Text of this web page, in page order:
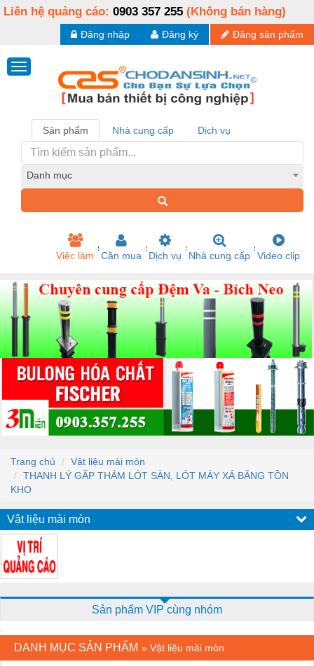
Liên hệ quảng cáo: 0903 357 255 (Không bán hàng)
Đăng sản phẩm
Đăng ký
Đăng nhập
Sản phẩm Nhà cung cấp Dịch vụ
Danh mục
Việc làm Cần mua Dịch vụ Nhà cung cấp Video clip
Trang chủ
Vật liệu mài mòn
THANH LÝ GẤP THẢM LÓT SÀN, LÓT MÁY XẢ BĂNG TỒN
KHO
Vật liệu mài mòn
Sản phẩm VIP cùng nhóm
DANH MỤC SẢN PHẨM » Vật liệu mài mòn